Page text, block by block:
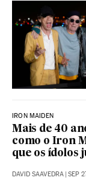
IRON MAIDEN
Mais de 40
como o Iron
que os ídolos
DAVID SAAVEDRA | SEP